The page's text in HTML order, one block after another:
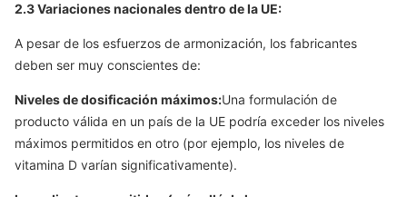
2.3 Variaciones nacionales dentro de la UE:
A pesar de los esfuerzos de armonización, los fabricantes
deben ser muy conscientes de:
Niveles de dosificación máximos:Una formulación de
producto válida en un país de la UE podría exceder los niveles
máximos permitidos en otro (por ejemplo, los niveles de
vitamina D varían significativamente).